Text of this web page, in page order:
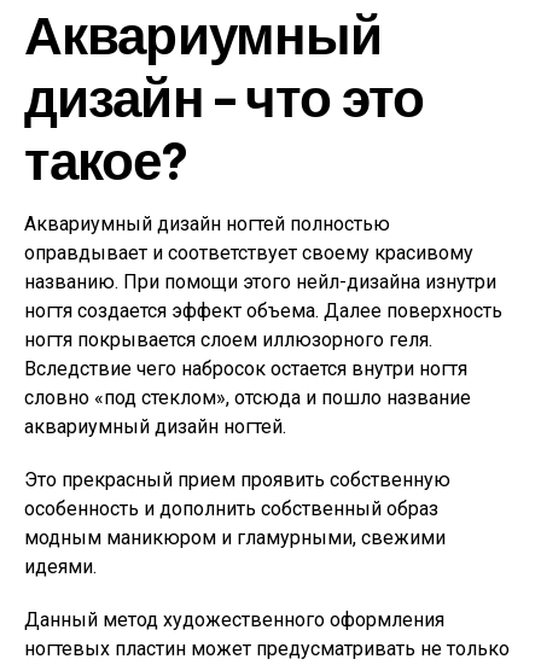
Аквариумный
дизайн – что это
такое?
Аквариумный дизайн ногтей полностью
оправдывает и соответствует своему красивому
названию. При помощи этого нейл-дизайна изнутри
ногтя создается эффект объема. Далее поверхность
ногтя покрывается слоем иллюзорного геля.
Вследствие чего набросок остается внутри ногтя
словно «под стеклом», отсюда и пошло название
аквариумный дизайн ногтей.
Это прекрасный прием проявить собственную
особенность и дополнить собственный образ
модным маникюром и гламурными, свежими
идеями.
Данный метод художественного оформления
ногтевых пластин может предусматривать не только